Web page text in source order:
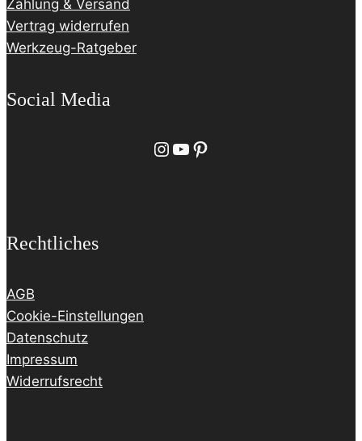
Zahlung & Versand
Vertrag widerrufen
Werkzeug-Ratgeber
Social Media
Instagram
YouTube
Pinterest
Rechtliches
AGB
Cookie-Einstellungen
Datenschutz
Impressum
Widerrufsrecht